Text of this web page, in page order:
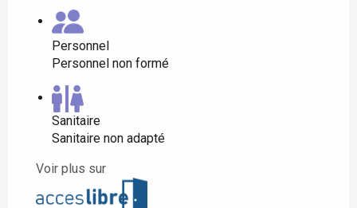
Personnel
Personnel non formé
Sanitaire
Sanitaire non adapté
Voir plus sur